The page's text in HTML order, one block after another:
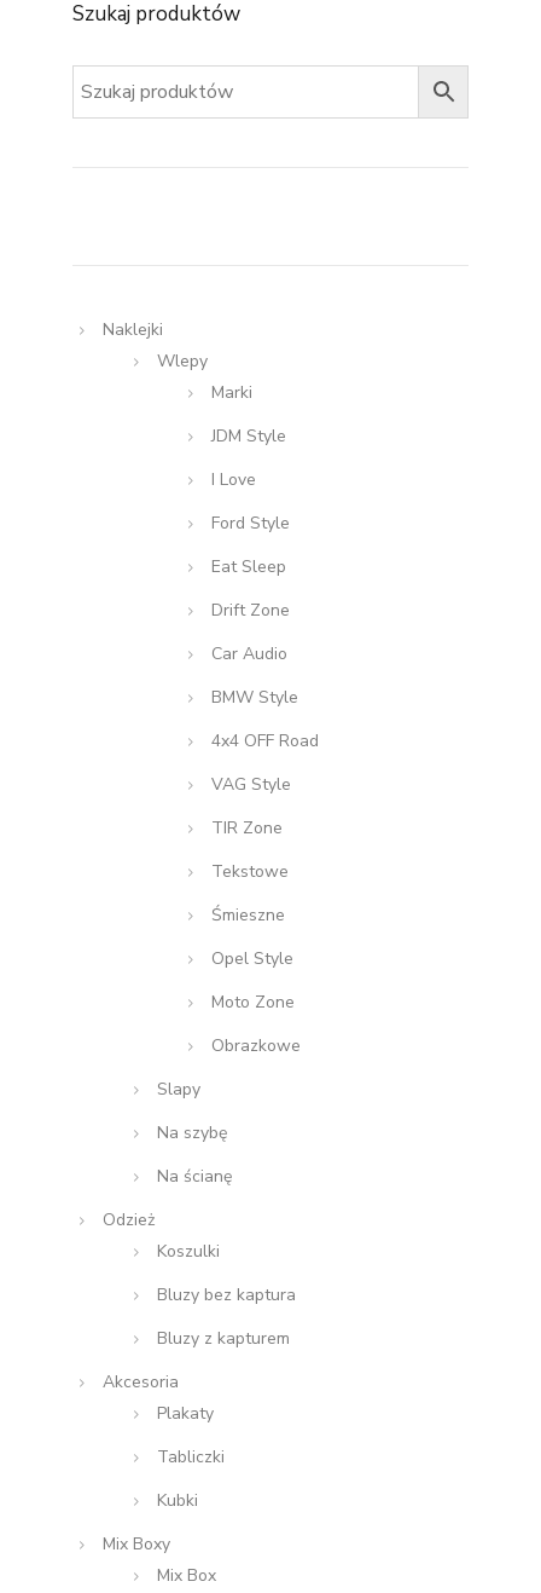
Szukaj produktów
Naklejki
Wlepy
Marki
JDM Style
I Love
Ford Style
Eat Sleep
Drift Zone
Car Audio
BMW Style
4x4 OFF Road
VAG Style
TIR Zone
Tekstowe
Śmieszne
Opel Style
Moto Zone
Obrazkowe
Slapy
Na szybę
Na ścianę
Odzież
Koszulki
Bluzy bez kaptura
Bluzy z kapturem
Akcesoria
Plakaty
Tabliczki
Kubki
Mix Boxy
Mix Box